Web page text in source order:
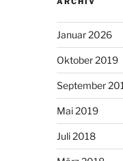
Januar 2026
Oktober 2019
September
Mai 2019
Juli 2018